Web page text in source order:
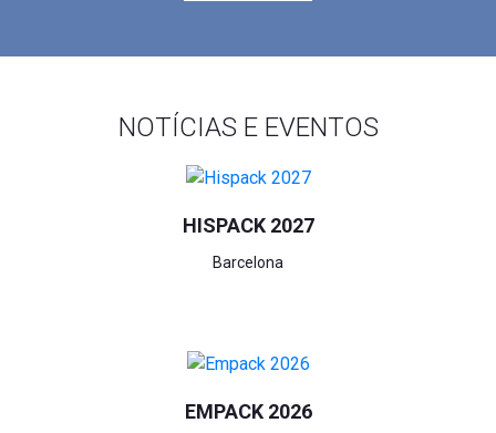
NOTÍCIAS E EVENTOS
HISPACK 2027
Barcelona
EMPACK 2026